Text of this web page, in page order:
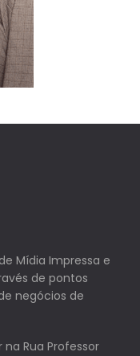
Mídia Impressa e
de pontos
negócios de
na Rua Professor